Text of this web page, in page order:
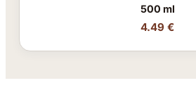
500 ml
4.49 €